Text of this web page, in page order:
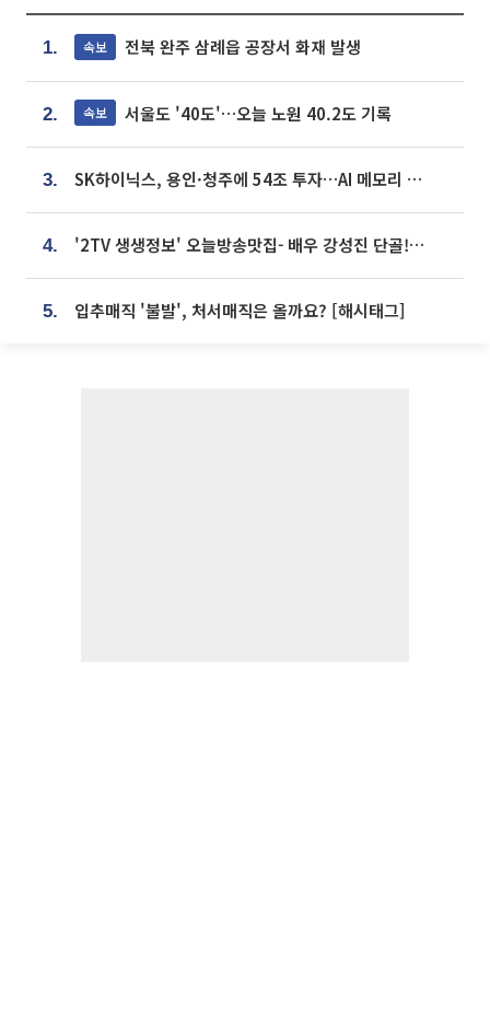
1. 속보 전북 완주 삼례읍 공장서 화재 발생
2. 속보 서울도 '40도'…오늘 노원 40.2도 기록
3. SK하이닉스, 용인·청주에 54조 투자…AI 메모리 생산기지 키운다
4. '2TV 생생정보' 오늘방송맛집- 배우 강성진 단골! 쌀국수ㆍ푸팟퐁 커리 맛집 '블○○○'
5. 입추매직 '불발', 처서매직은 올까요? [해시태그]